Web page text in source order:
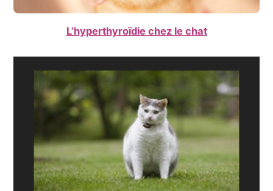
L’hyperthyroïdie chez le chat